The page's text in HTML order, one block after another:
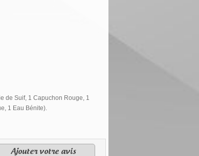
de Suif, 1 Capuchon Rouge, 1
1 Eau Bénite).
Ajouter votre avis